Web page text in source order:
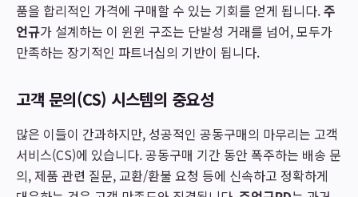
품을 합리적인 가격에 구매할 수 있는 기회를 얻게 됩니다.주
언규가 설계하는 이 윈윈 구조는 단발성 거래를 넘어, 모두가
만족하는 장기적인 파트너십의 기반이 됩니다.
고객 문의(CS) 시스템의 중요성
많은 이들이 간과하지만, 성공적인 공동구매의 마무리는 고객
서비스(CS)에 있습니다. 공동구매 기간 동안 폭주하는 배송 문
의, 제품 관련 질문, 교환/환불 요청 등에 신속하고 정확하게